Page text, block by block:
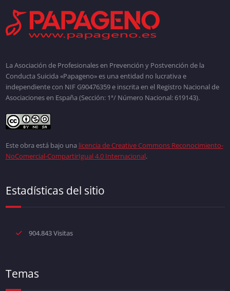
La Asociación de Profesionales en Prevención y Postvención de la
Conducta Suicida «Papageno» es una entidad no lucrativa e
independiente con NIF G90476359 e inscrita en el Registro Nacional de
Asociaciones en España (Sección: 1ª/ Número Nacional: 619143).
Este obra está bajo una licencia de Creative Commons Reconocimiento-
NoComercial-CompartirIgual 4.0 Internacional.
Estadísticas del sitio
904.843 Visitas
Temas